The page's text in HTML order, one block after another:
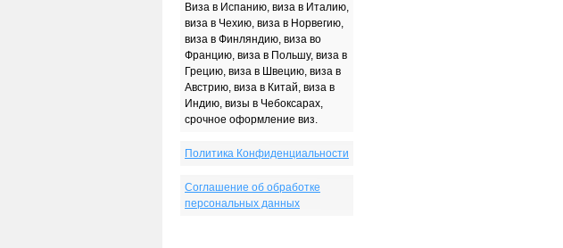
Виза в Испанию, виза в Италию,
виза в Чехию, виза в Норвегию,
виза в Финляндию, виза во
Францию, виза в Польшу, виза в
Грецию, виза в Швецию, виза в
Австрию, виза в Китай, виза в
Индию, визы в Чебоксарах,
срочное оформление виз.
Политика Конфиденциальности
Соглашение об обработке
персональных данных